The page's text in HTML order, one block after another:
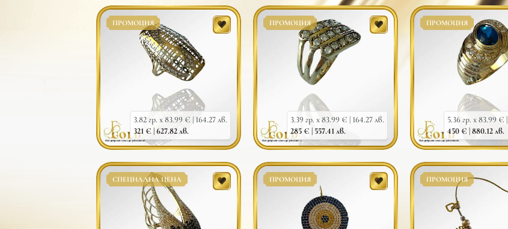
ПРОМОЦИЯ
3.82 гр. x 83.99 € | 164.27 лв.
321 € |627.82 лв.
ПРОМОЦИЯ
3.39 гр. x 83.99 € | 164.27 лв.
285 € | 557.41 лв.
ПРОМОЦИЯ
5.36 гр. x 83.99 € |
450 € |880.12 лв.
СПЕЦИАЛНА ЦЕНА ПРОМОЦИЯ ПРОМОЦИЯ